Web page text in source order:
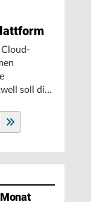
Cloud-
soll die